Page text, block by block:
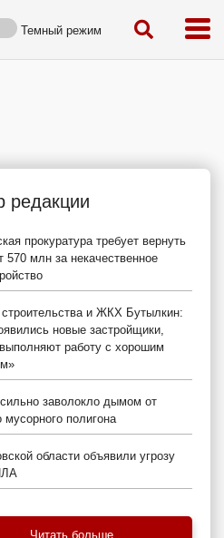
Темный режим
редакции
прокуратура требует вернуть
570 млн за некачественное
и ЖКХ Бутылкин:
новые застройщики,
работу с хорошим
заволокло дымом от
мусорного полигона
области объявили угрозу
Читать больше